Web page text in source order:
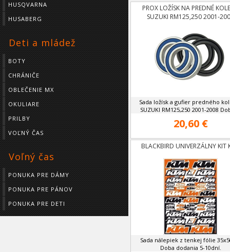
HUSQVARNA
HUSABERG
Deti a mládež
BOTY
CHRÁNIČE
OBLEČENIE MX
OKULIARE
PRILBY
VOĽNÝ ČAS
Voľný čas
PONUKA PRE DÁMY
PONUKA PRE PÁNOV
PONUKA PRE DETI
PROX LOŽÍSK NA PREDNÉ
SUZUKI RM125,250 2001-
Sada ložísk a gufier predného
SUZUKI RM125,250 2001-2008
20,60 €
BLACKBIRD UNIVERZÁLNY KIT
Sada nálepiek z tenkej fólie
Doba dodania 5-10dní.